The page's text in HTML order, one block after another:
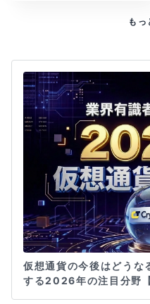
もっ
仮想通貨の今後はどうな
する2026年の注目分野【